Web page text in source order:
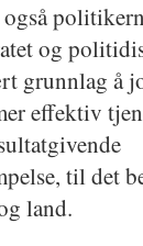
også
og
grunnlag å
effektiv
til det
land.